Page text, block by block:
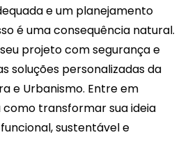
e um planejamento
é uma consequência natural.
projeto com segurança e
soluções personalizadas da
e Urbanismo. Entre em
transformar sua ideia
sustentável e